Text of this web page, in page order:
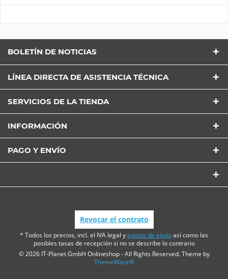
BOLETÍN DE NOTICIAS
LÍNEA DIRECTA DE ASISTENCIA TÉCNICA
SERVICIOS DE LA TIENDA
INFORMACIÓN
PAGO Y ENVÍO
Revocar el contrato
* Todos los precios, incl. el IVA legal ygastos de envíoasí como las
posibles tasas de recepción si no se describe lo contrario
© 2026 IT-Planet GmbH Onlineshop - All Rights Reserved. Theme by
ThemeWare®